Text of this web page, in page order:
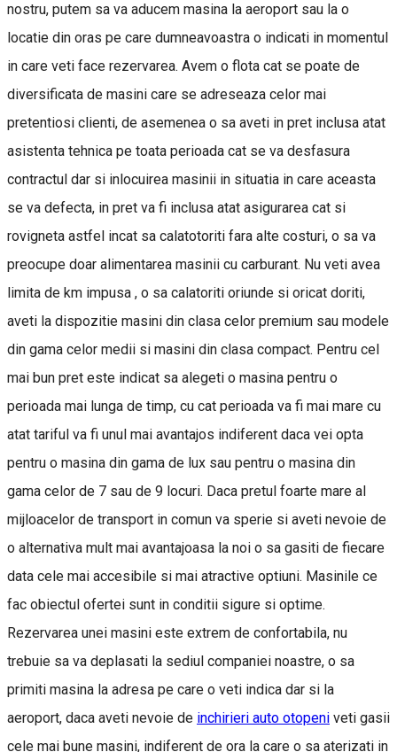
nostru, putem sa va aducem masina la aeroport sau la o
locatie din oras pe care dumneavoastra o indicati in momentul
in care veti face rezervarea. Avem o flota cat se poate de
diversificata de masini care se adreseaza celor mai
pretentiosi clienti, de asemenea o sa aveti in pret inclusa atat
asistenta tehnica pe toata perioada cat se va desfasura
contractul dar si inlocuirea masinii in situatia in care aceasta
se va defecta, in pret va fi inclusa atat asigurarea cat si
rovigneta astfel incat sa calatotoriti fara alte costuri, o sa va
preocupe doar alimentarea masinii cu carburant. Nu veti avea
limita de km impusa , o sa calatoriti oriunde si oricat doriti,
aveti la dispozitie masini din clasa celor premium sau modele
din gama celor medii si masini din clasa compact. Pentru cel
mai bun pret este indicat sa alegeti o masina pentru o
perioada mai lunga de timp, cu cat perioada va fi mai mare cu
atat tariful va fi unul mai avantajos indiferent daca vei opta
pentru o masina din gama de lux sau pentru o masina din
gama celor de 7 sau de 9 locuri. Daca pretul foarte mare al
mijloacelor de transport in comun va sperie si aveti nevoie de
o alternativa mult mai avantajoasa la noi o sa gasiti de fiecare
data cele mai accesibile si mai atractive optiuni. Masinile ce
fac obiectul ofertei sunt in conditii sigure si optime.
Rezervarea unei masini este extrem de confortabila, nu
trebuie sa va deplasati la sediul companiei noastre, o sa
primiti masina la adresa pe care o veti indica dar si la
aeroport, daca aveti nevoie de inchirieri auto otopeni veti gasii
cele mai bune masini, indiferent de ora la care o sa aterizati in